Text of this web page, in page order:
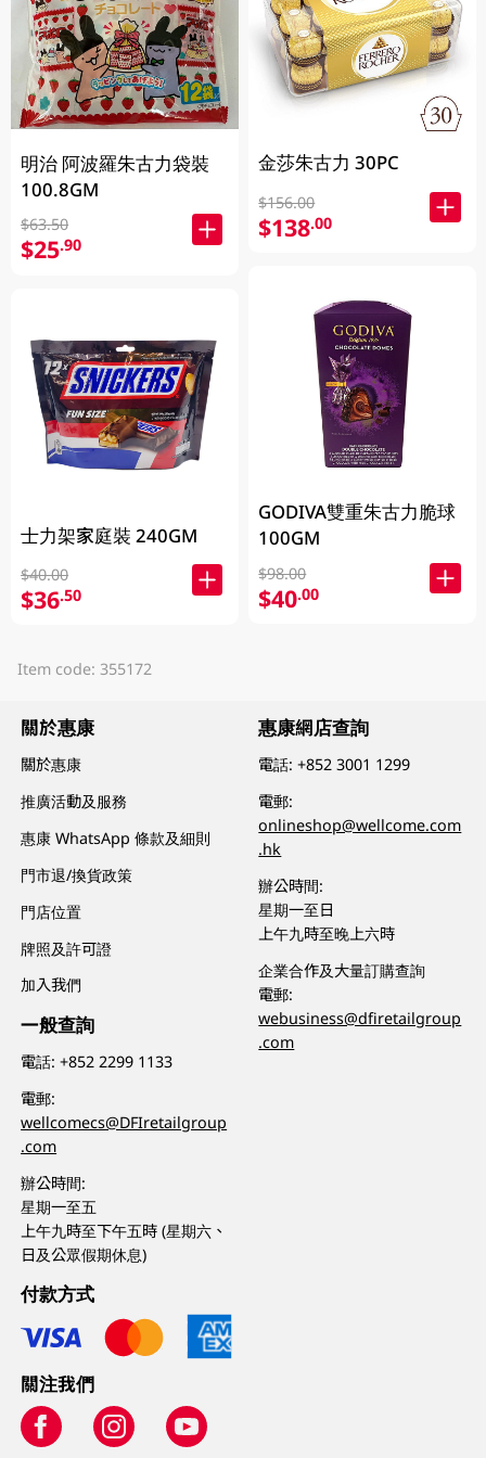
明治 阿波羅朱古力袋裝
100.8GM
$63.50
$25.90
士力架家庭裝 240GM
$40.00
$36.50
金莎朱古力 30PC
$156.00
$138.00
GODIVA雙重朱古力脆球
100GM
$98.00
$40.00
Item code: 355172
關於惠康
關於惠康
推廣活動及服務
惠康 WhatsApp 條款及細則
門市退/換貨政策
門店位置
牌照及許可證
加入我們
一般查詢
電話:+852 2299 1133
電郵:
wellcomecs@DFIretailgroup
.com
辦公時間:
星期一至五
上午九時至下午五時 (星期六、
日及公眾假期休息)
惠康網店查詢
電話:+852 3001 1299
電郵:
onlineshop@wellcome.com
.hk
辦公時間:
星期一至日
上午九時至晚上六時
企業合作及大量訂購查詢
電郵:
webusiness@dfiretailgroup
.com
付款方式
關注我們